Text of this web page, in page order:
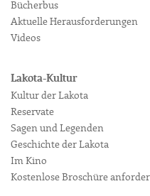
Bücherbus
Aktuelle Herausforderungen
Videos
Lakota-Kultur
Kultur der Lakota
Reservate
Sagen und Legenden
Geschichte der Lakota
Im Kino
Kostenlose Broschüre